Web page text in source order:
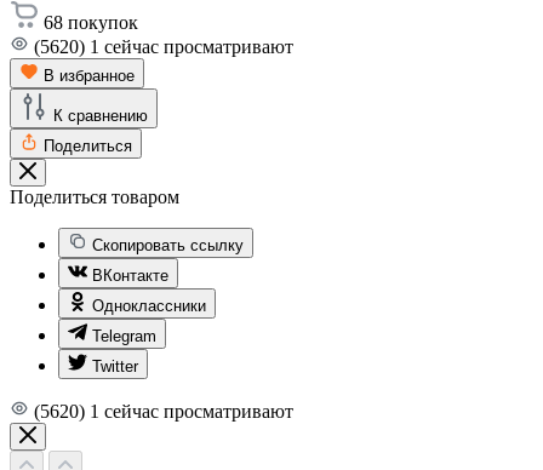
68 покупок
(5620) 1 сейчас просматривают
В избранное
К сравнению
Поделиться
Поделиться товаром
Скопировать ссылку
ВКонтакте
Одноклассники
Telegram
Twitter
(5620) 1 сейчас просматривают